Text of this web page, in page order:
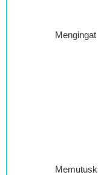
Mengingat